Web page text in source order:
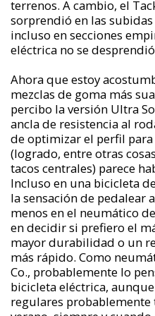
terrenos. A cambio, el
sorprendió en las
incluso en secciones
eléctrica no se
Ahora que estoy
mezclas de goma más
percibo la versión Ultra
ancla de resistencia al
de optimizar el perfil
(logrado, entre otras
tacos centrales) parece
Incluso en una bicicleta
la sensación de pedalear
menos en el neumático
en decidir si prefiero el
mayor durabilidad o un
más rápido. Como
Co., probablemente lo
bicicleta eléctrica,
regulares